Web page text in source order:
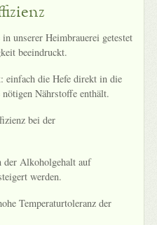
unserer Heimbrauerei getestet
beeindruckt.
einfach die Hefe direkt in die
Nährstoffe enthält.
bei der
der Alkoholgehalt auf
werden.
Temperaturtoleranz der